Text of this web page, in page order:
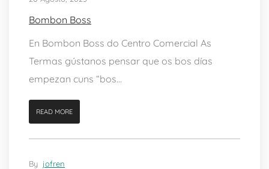
Bombon Boss
En Bombon Boss do Centro Comercial As
Termas gústanos pensar que os bos días
empezan cuns “bos...
READ MORE
By jofren